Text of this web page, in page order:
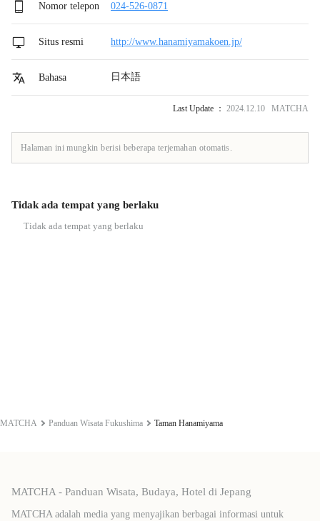
Nomor telepon 024-526-0871
Situs resmi http://www.hanamiyamakoen.jp/
Bahasa 日本語
Last Update ： 2024.12.10 MATCHA
Halaman ini mungkin berisi beberapa terjemahan otomatis.
Tidak ada tempat yang berlaku
Tidak ada tempat yang berlaku
MATCHA Panduan Wisata Fukushima Taman Hanamiyama
MATCHA - Panduan Wisata, Budaya, Hotel di Jepang
MATCHA adalah media yang menyajikan berbagai informasi untuk